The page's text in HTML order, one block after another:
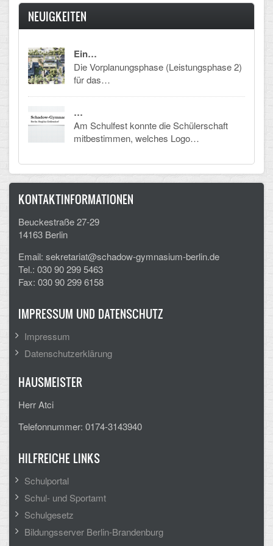
Schulalbum
SCHULLEBEN
Kollegium
Schülervertretung
Sekretariat
Schulsozialarbeit
Berufsorientierung
Arbeitsgemeinschaften
Klima-Projekt
Elternchor
Ehemalige
Ethik, Philosophie und Religion
Gesellschaftswissenschaften
NEUIGKEITEN
Ein…
Die Vorplanungsphase (Leistungsphase 2)
für das…
…
Am Schulfest konnte die Schülerschaft
mitbestimmen, welches Logo…
KONTAKTINFORMATIONEN
Beuckestraße 27-29
14163 Berlin
Email: sekretariat@schadow-gymnasium-berlin.de
Tel.: 030 90 299 5463
Fax: 030 90 299 6158
IMPRESSUM UND DATENSCHUTZ
Impressum
Datenschutzerklärung
HAUSMEISTER
Herr Atci
Telefonnummer: 0174-3143940
HILFREICHE LINKS
Schulportal
Schul- und Sportamt
Schulgesetz
Bildungsserver Berlin-Brandenburg